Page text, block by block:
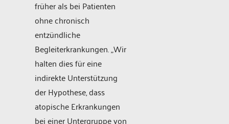
früher als bei Patienten
ohne chronisch
entzündliche
Begleiterkrankungen. „Wir
halten dies für eine
indirekte Unterstützung
der Hypothese, dass
atopische Erkrankungen
bei einer Untergruppe von